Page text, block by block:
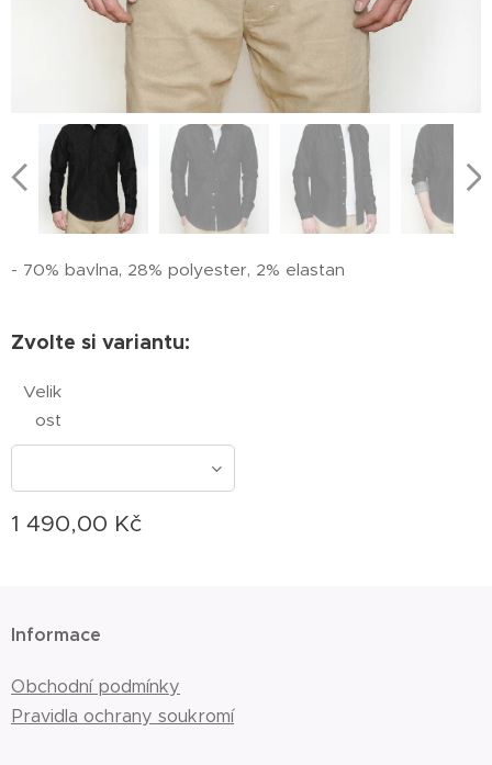
- 70% bavlna, 28% polyester, 2% elastan
Zvolte si variantu:
Velik
ost
1 490,00 Kč
Informace
Obchodní podmínky
Pravidla ochrany soukromí